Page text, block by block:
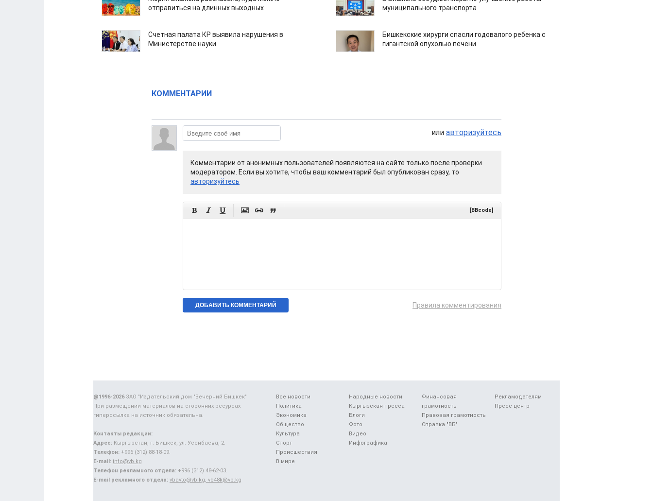
отправиться на длинных выходных
муниципального транспорта
Счетная палата КР выявила нарушения в
Министерстве науки
Бишкекские хирурги спасли годовалого ребенка с
гигантской опухолью печени
КОММЕНТАРИИ
или авторизуйтесь
Комментарии от анонимных пользователей появляются на сайте только после проверки
модератором. Если вы хотите, чтобы ваш комментарий был опубликован сразу, то
авторизуйтесь
      [BBcode]
Правила комментирования
Все новости
Политика
Экономика
Общество
Культура
Спорт
Происшествия
В мире
Народные новости
Кыргызская пресса
Блоги
Фото
Видео
Инфографика
Финансовая
грамотность
Правовая грамотность
Справка "ВБ"
Рекламодателям
Пресс-центр
@1996-2026ЗАО "Издательский дом "Вечерний Бишкек"
При размещении материалов на сторонних ресурсах
гиперссылка на источник обязательна.
Контакты редакции:
Адрес: Кыргызстан, г. Бишкек, ул. Усенбаева, 2.
Телефон: +996 (312) 88-18-09.
E-mail: info@vb.kg
Телефон рекламного отдела: +996 (312) 48-62-03.
E-mail рекламного отдела: vbavto@vb.kg, vb48k@vb.kg